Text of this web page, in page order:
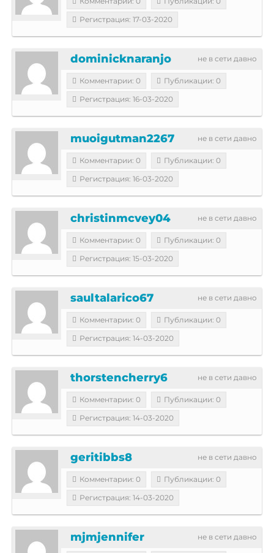
Регистрация: 17-03-2020
не в сети давно
dominicknaranjo
Комментарии: 0
Публикации: 0
Регистрация: 16-03-2020
не в сети давно
muoigutman2267
Комментарии: 0
Публикации: 0
Регистрация: 16-03-2020
не в сети давно
christinmcvey04
Комментарии: 0
Публикации: 0
Регистрация: 15-03-2020
не в сети давно
saultalarico67
Комментарии: 0
Публикации: 0
Регистрация: 14-03-2020
не в сети давно
thorstencherry6
Комментарии: 0
Публикации: 0
Регистрация: 14-03-2020
не в сети давно
geritibbs8
Комментарии: 0
Публикации: 0
Регистрация: 14-03-2020
не в сети давно
mjmjennifer